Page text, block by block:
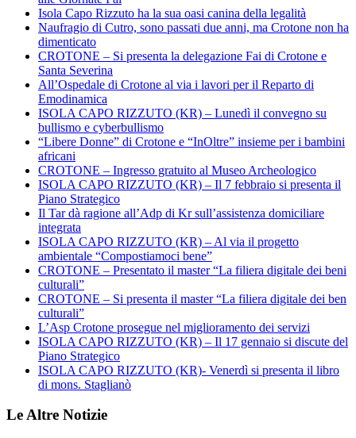
Isola Capo Rizzuto ha la sua oasi canina della legalità
Naufragio di Cutro, sono passati due anni, ma Crotone non ha
dimenticato
CROTONE – Si presenta la delegazione Fai di Crotone e
Santa Severina
All’Ospedale di Crotone al via i lavori per il Reparto di
Emodinamica
ISOLA CAPO RIZZUTO (KR) – Lunedì il convegno su
bullismo e cyberbullismo
“Libere Donne” di Crotone e “InOltre” insieme per i bambini
africani
CROTONE – Ingresso gratuito al Museo Archeologico
ISOLA CAPO RIZZUTO (KR) – Il 7 febbraio si presenta il
Piano Strategico
Il Tar dà ragione all’Adp di Kr sull’assistenza domiciliare
integrata
ISOLA CAPO RIZZUTO (KR) – Al via il progetto
ambientale “Compostiamoci bene”
CROTONE – Presentato il master “La filiera digitale dei beni
culturali”
CROTONE – Si presenta il master “La filiera digitale dei ben
culturali”
L’Asp Crotone prosegue nel miglioramento dei servizi
ISOLA CAPO RIZZUTO (KR) – Il 17 gennaio si discute del
Piano Strategico
ISOLA CAPO RIZZUTO (KR)- Venerdì si presenta il libro
di mons. Staglianò
Le Altre Notizie